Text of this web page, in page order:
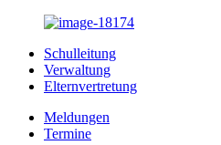
Schulleitung
Verwaltung
Elternvertretung
Meldungen
Termine